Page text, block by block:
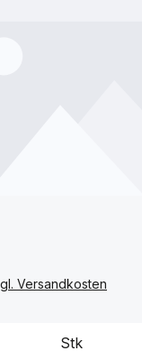
Versandkosten
Gib den
Stk